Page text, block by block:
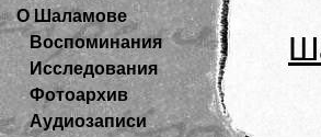
О Шаламове
Воспоминания
Исследования
Фотоархив
Аудиозаписи